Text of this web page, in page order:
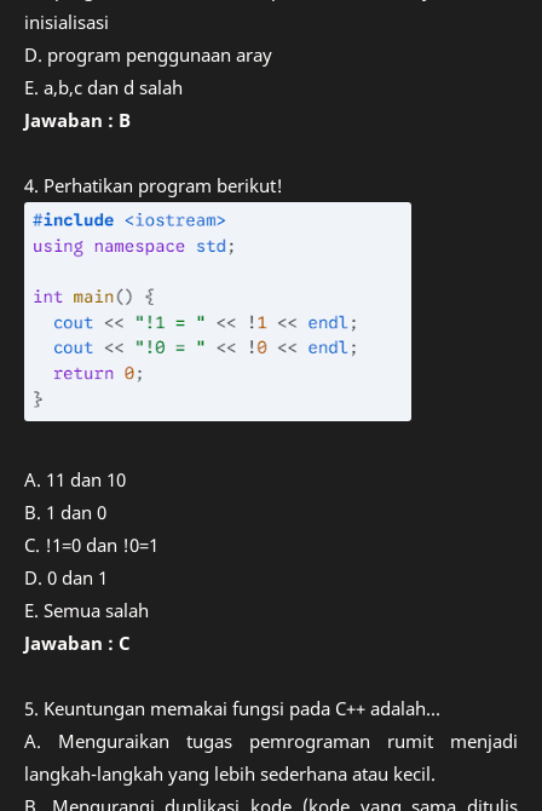
inisialisasi
D. program penggunaan aray
E. a,b,c dan d salah
Jawaban : B
4. Perhatikan program berikut!
A. 11 dan 10
B. 1 dan 0
C. !1=0 dan !0=1
D. 0 dan 1
E. Semua salah
Jawaban : C
5. Keuntungan memakai fungsi pada C++ adalah...
A. Menguraikan tugas pemrograman rumit menjadi
langkah-langkah yang lebih sederhana atau kecil.
B. Mengurangi duplikasi kode (kode yang sama ditulis